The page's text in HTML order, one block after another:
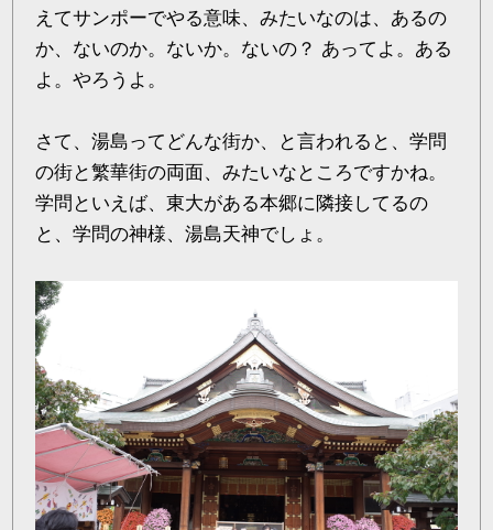
えてサンポーでやる意味、みたいなのは、あるの
か、ないのか。ないか。ないの？ あってよ。ある
よ。やろうよ。
さて、湯島ってどんな街か、と言われると、学問
の街と繁華街の両面、みたいなところですかね。
学問といえば、東大がある本郷に隣接してるの
と、学問の神様、湯島天神でしょ。